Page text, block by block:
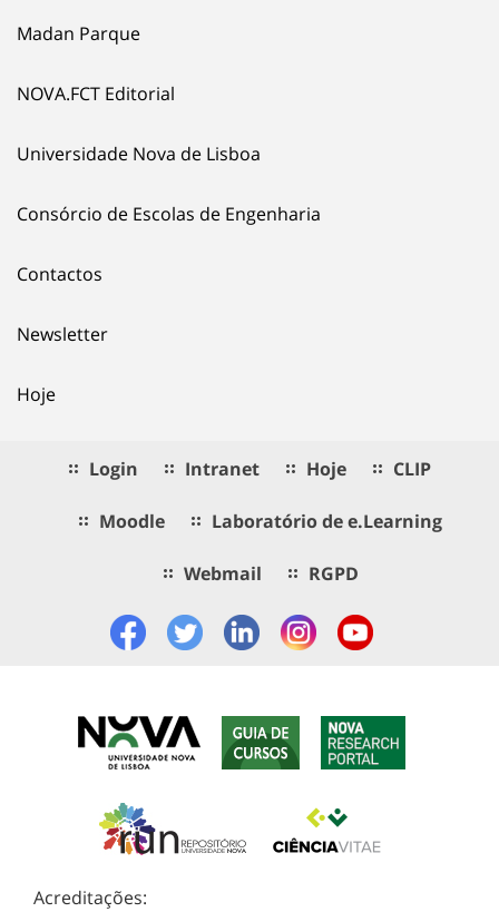
Madan Parque
NOVA.FCT Editorial
Universidade Nova de Lisboa
Consórcio de Escolas de Engenharia
Contactos
Newsletter
Hoje
Login Intranet Hoje CLIP
Moodle Laboratório de e.Learning
Webmail RGPD
Acreditações: